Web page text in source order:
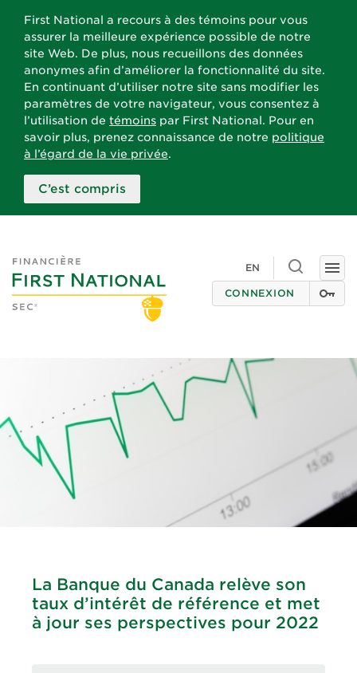
First National a recours à des témoins pour vous
assurer la meilleure expérience possible de notre
site Web. De plus, nous recueillons des données
anonymes afin d’améliorer la fonctionnalité du site.
En continuant d’utiliser notre site sans modifier les
paramètres de votre navigateur, vous consentez à
l’utilisation de témoins par First National. Pour en
savoir plus, prenez connaissance de notre politique
à l’égard de la vie privée.
C’est compris
EN
Toggle
search
CONNEXION
La Banque du Canada relève son
taux d’intérêt de référence et met
à jour ses perspectives pour 2022